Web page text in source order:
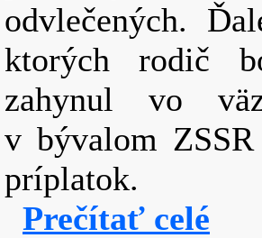
odvlečených.
ktorých rodič
zahynul vo
v bývalom
príplatok.
Prečítať celé